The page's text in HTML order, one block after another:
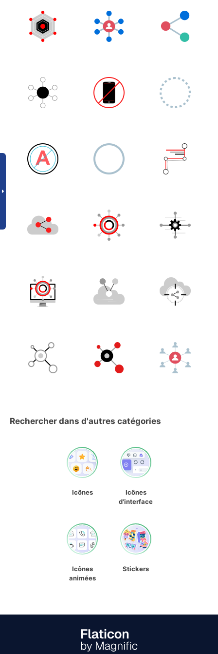
Rechercher dans d'autres catégories
Icônes
Icônes
d'interface
Icônes
animées
Stickers